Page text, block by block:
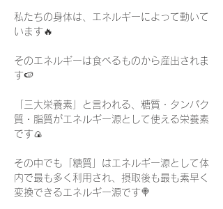
私たちの身体は、エネルギーによって動いて
います🔥
そのエネルギーは食べるものから産出されま
す🍉
「三大栄養素」と言われる、糖質・タンパク
質・脂質がエネルギー源として使える栄養素
です🍙
その中でも「糖質」はエネルギー源として体
内で最も多く利用され、摂取後も最も素早く
変換できるエネルギー源です🍭